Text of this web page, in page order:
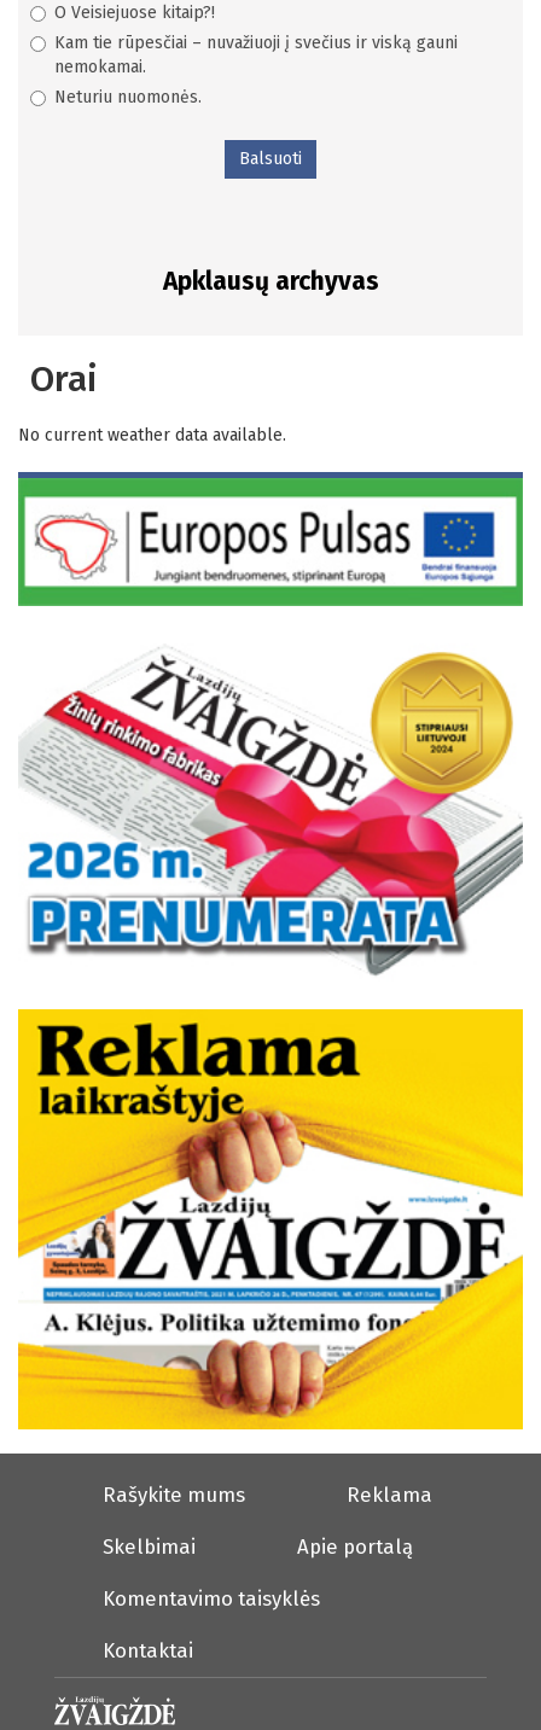
O Veisiejuose kitaip?!
Kam tie rūpesčiai – nuvažiuoji į svečius ir viską gauni
nemokamai.
Neturiu nuomonės.
Balsuoti
Apklausų archyvas
Orai
No current weather data available.
Rašykite mums Reklama
Skelbimai Apie portalą
Komentavimo taisyklės
Kontaktai